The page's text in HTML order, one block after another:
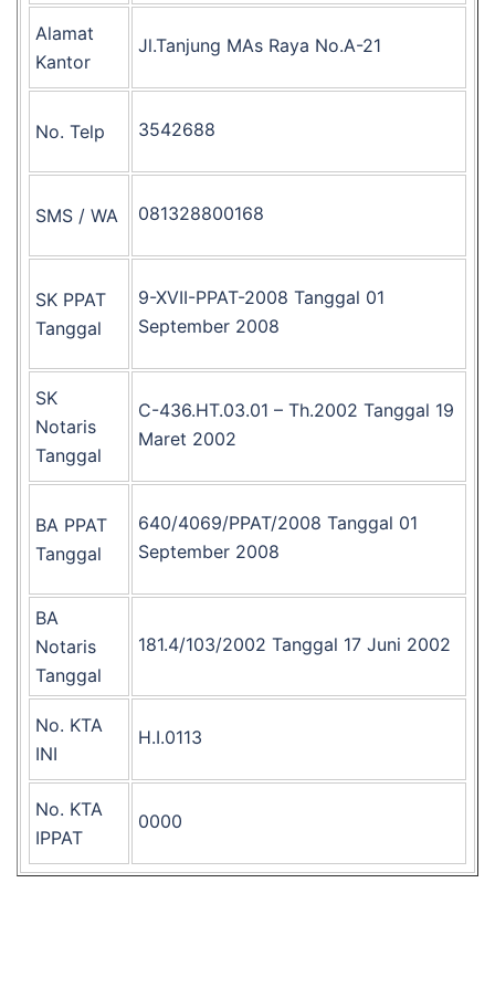
Alamat
Kantor
Jl.Tanjung MAs Raya No.A-21
No. Telp 3542688
SMS / WA 081328800168
SK PPAT
Tanggal
9-XVII-PPAT-2008 Tanggal 01
September 2008
SK
Notaris
Tanggal
C-436.HT.03.01 – Th.2002 Tanggal 19
Maret 2002
BA PPAT
Tanggal
640/4069/PPAT/2008 Tanggal 01
September 2008
BA
Notaris
Tanggal
181.4/103/2002 Tanggal 17 Juni 2002
No. KTA
INI
H.I.0113
No. KTA
IPPAT
0000